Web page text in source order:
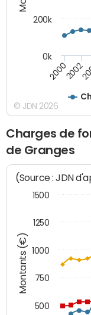
20002002
0k
200k
© JDN 2026
Charges de
de Granges
Montants (€)
(Source : JDN
500
750
1000
1250
1500